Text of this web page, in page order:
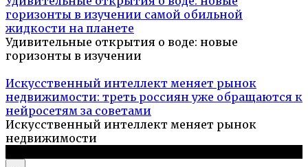
горизонты в изучении самой обильной
жидкости на планете
Удивительные открытия о воде: новые
горизонты в изучении
Искусственный интеллект меняет рынок
недвижимости: треть россиян уже обращаются к
нейросетям за советами
Искусственный интеллект меняет рынок
недвижимости